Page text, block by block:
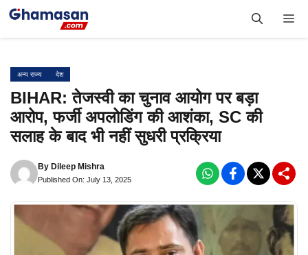
Skip
अन्य राज्य देश
BIHAR: तेजस्वी का चुनाव आयोग पर बड़ा
आरोप, फर्जी अपलोडिंग की आशंका, SC की
सलाह के बाद भी नहीं सुधरी प्रक्रिया
By Dileep Mishra
Published On: July 13, 2025